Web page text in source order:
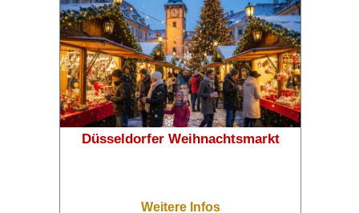
Düsseldorfer Weihnachtsmarkt
Weitere Infos
❄
❄
❄